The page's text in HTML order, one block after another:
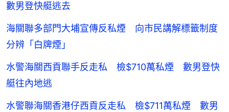
數男登快艇逃去
海關聯多部門大埔宣傳反私煙 向市民講解標籤制度
分辨「白牌煙」
水警海關西貢聯手反走私 檢$710萬私煙 數男登快
艇往內地逃
水警聯海關香港仔西貢反走私 檢$711萬私煙 數男